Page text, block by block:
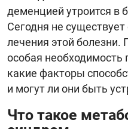
деменцией утроится в
Сегодня не
лечения этой болезни.
особая необходимость
какие факторы
и могут ли они быть
Что такое